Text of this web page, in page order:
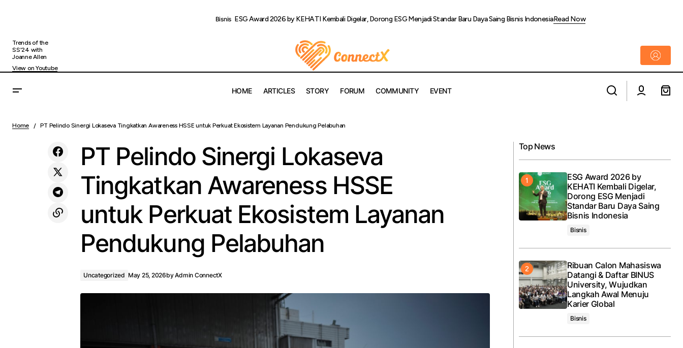
Bisnis ESG Award 2026 by KEHATI Kembali Digelar, Dorong ESG Menjadi Standar Baru Daya Saing Bisnis IndonesiaRead Now
Trends of the
SS'24 with
Joanne Allen
View on Youtube
HOME ARTICLES STORY FORUM COMMUNITY EVENT
Andalkan Strategi Pendanaan Fleksibel
Uncategorized Layanan Pendukung Pelabuhan
Home PT Pelindo Sinergi Lokaseva Tingkatkan Awareness HSSE untuk Perkuat Ekosistem Layanan Pendukung Pelabuhan
PT Pelindo Sinergi Lokaseva
Tingkatkan Awareness HSSE
untuk Perkuat Ekosistem Layanan
Pendukung Pelabuhan
Uncategorized May 25, 2026byAdmin ConnectX
Top News
ESG Award 2026 by
KEHATI Kembali Digelar,
Dorong ESG Menjadi
Standar Baru Daya Saing
Bisnis Indonesia
Bisnis
Ribuan Calon Mahasiswa
Datangi & Daftar BINUS
University, Wujudkan
Langkah Awal Menuju
Karier Global
Bisnis